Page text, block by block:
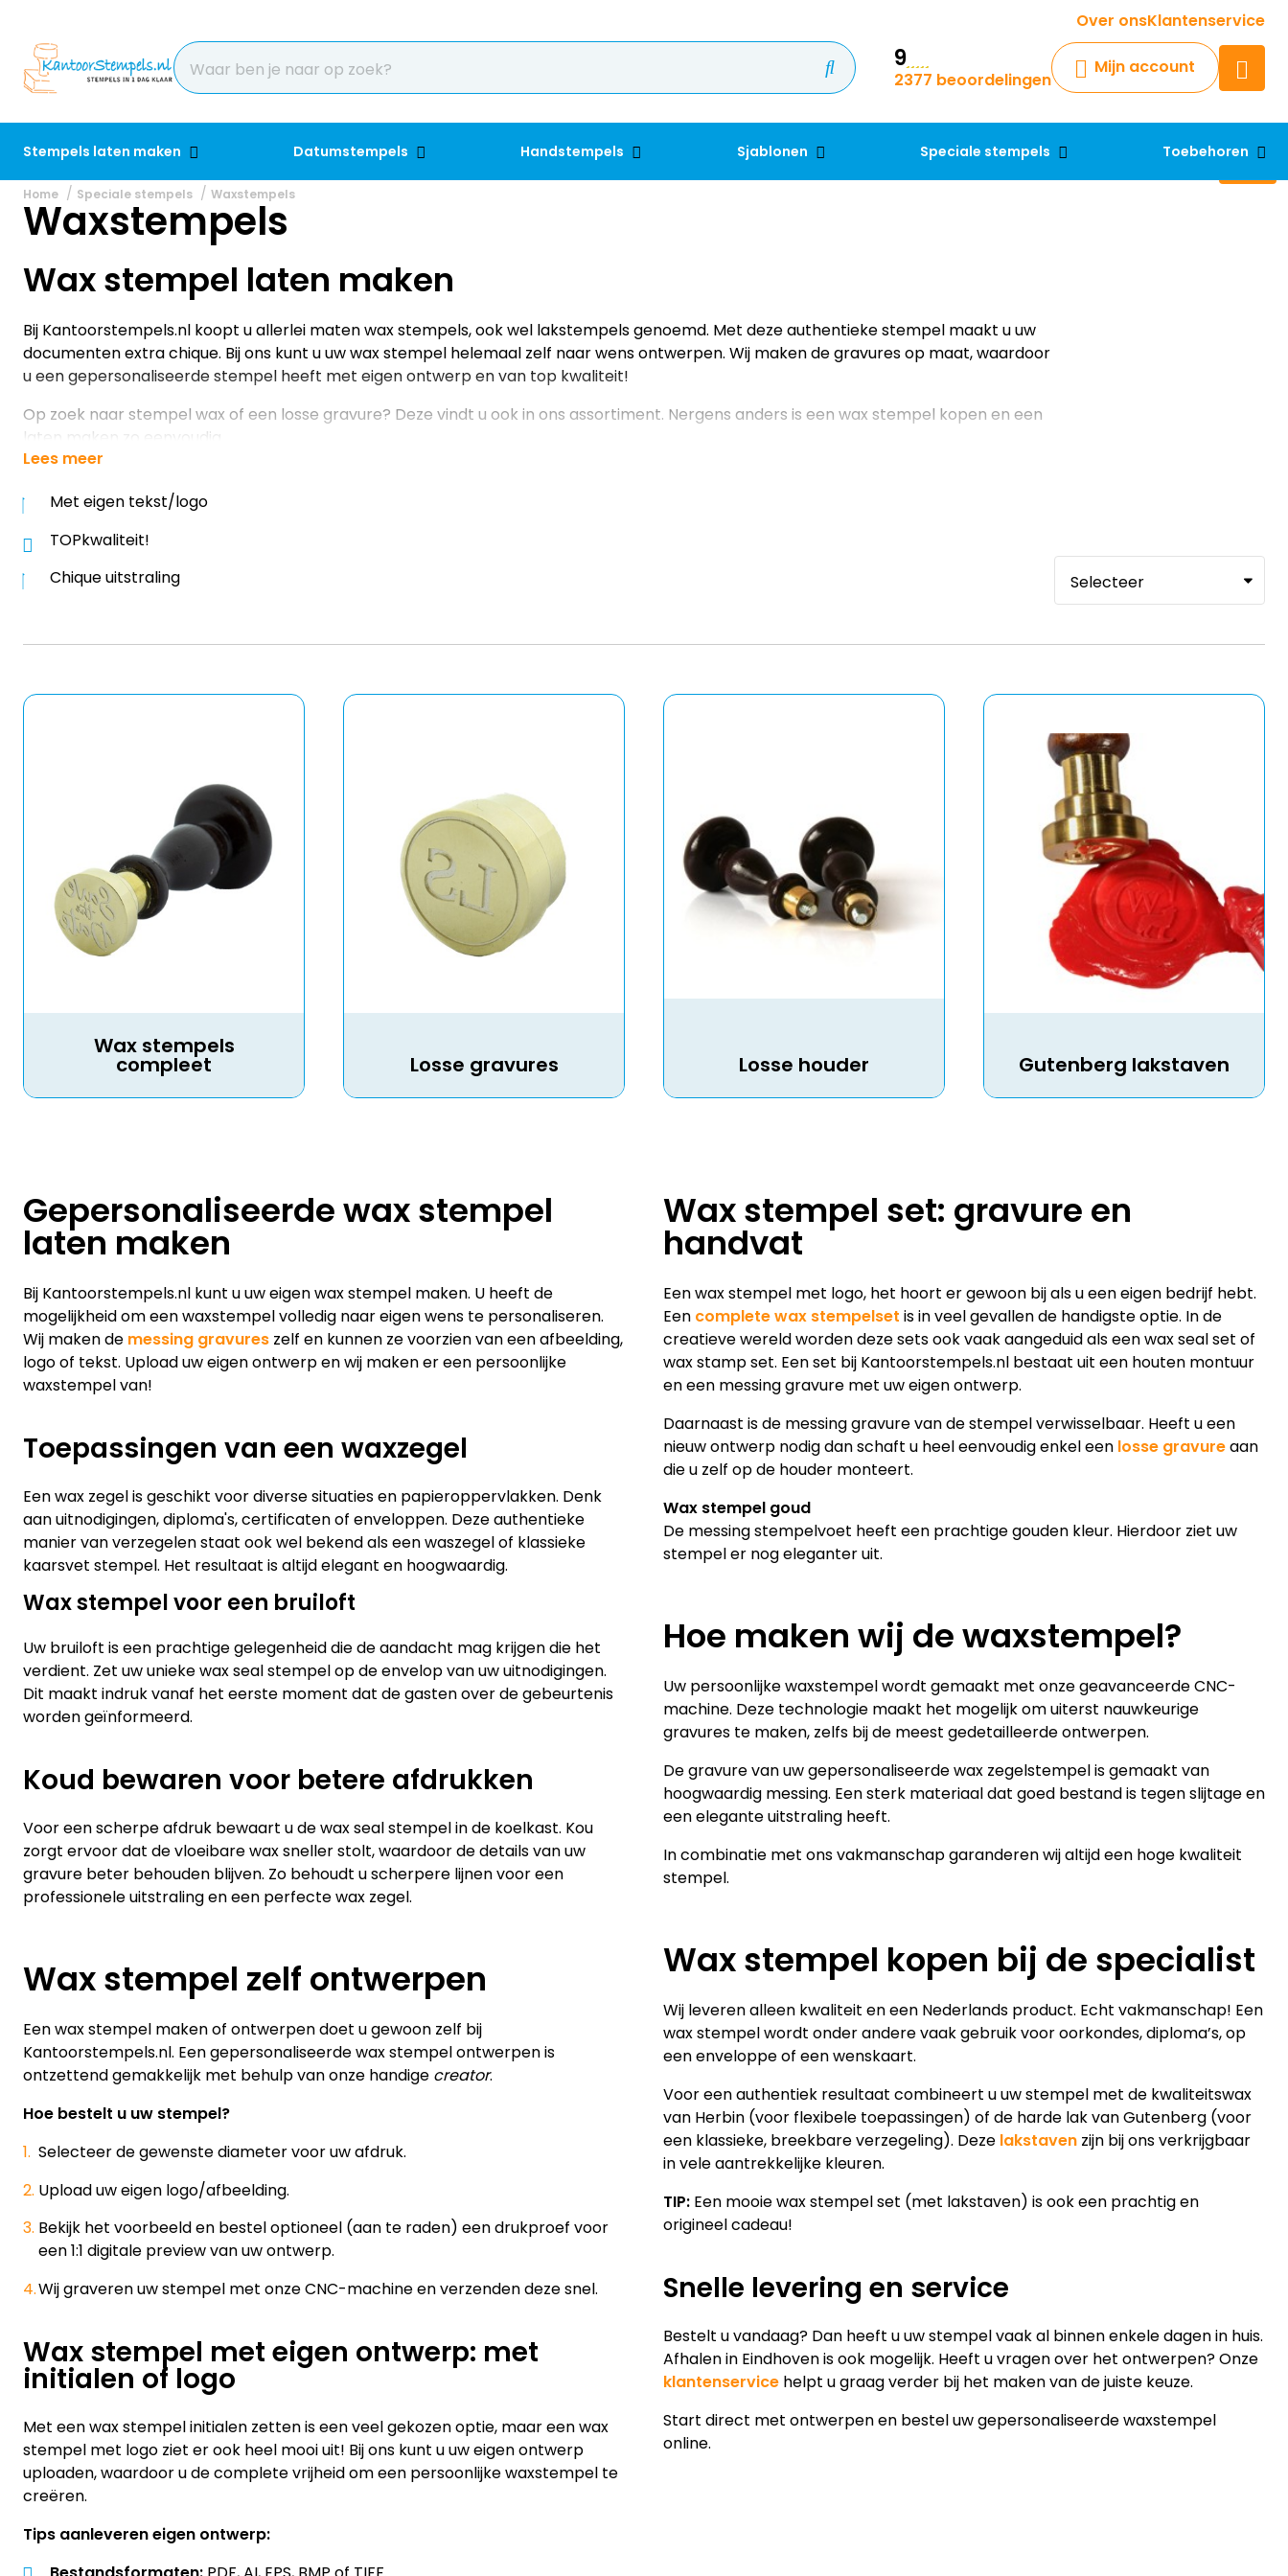
Over onsKlantenservice
9
2377 beoordelingen
Mijn account
Stempels laten maken Datumstempels Handstempels Sjablonen Speciale stempels Toebehoren
Krijg een antwoord op uw vraag
Chatbot
Chat 24/7 met onze chatbot
Contact
Home Speciale stempels Waxstempels
Waxstempels
Wax stempel laten maken
Bij Kantoorstempels.nl koopt u allerlei maten wax stempels, ook wel lakstempels genoemd. Met deze authentieke stempel maakt u uw
documenten extra chique. Bij ons kunt u uw wax stempel helemaal zelf naar wens ontwerpen. Wij maken de gravures op maat, waardoor
u een gepersonaliseerde stempel heeft met eigen ontwerp en van top kwaliteit!
Op zoek naar stempel wax of een losse gravure? Deze vindt u ook in ons assortiment. Nergens anders is een wax stempel kopen en een
laten maken zo eenvoudig.
Lees meer
Met eigen tekst/logo
TOPkwaliteit!
Chique uitstraling
Wax stempels
compleet Losse gravures Losse houder Gutenberg lakstaven
Gepersonaliseerde wax stempel
laten maken
Bij Kantoorstempels.nl kunt u uw eigen wax stempel maken. U heeft de
mogelijkheid om een waxstempel volledig naar eigen wens te personaliseren.
Wij maken de messing gravures zelf en kunnen ze voorzien van een afbeelding,
logo of tekst. Upload uw eigen ontwerp en wij maken er een persoonlijke
waxstempel van!
Toepassingen van een waxzegel
Een wax zegel is geschikt voor diverse situaties en papieroppervlakken. Denk
aan uitnodigingen, diploma's, certificaten of enveloppen. Deze authentieke
manier van verzegelen staat ook wel bekend als een waszegel of klassieke
kaarsvet stempel. Het resultaat is altijd elegant en hoogwaardig.
Wax stempel voor een bruiloft
Uw bruiloft is een prachtige gelegenheid die de aandacht mag krijgen die het
verdient. Zet uw unieke wax seal stempel op de envelop van uw uitnodigingen.
Dit maakt indruk vanaf het eerste moment dat de gasten over de gebeurtenis
worden geïnformeerd.
Koud bewaren voor betere afdrukken
Voor een scherpe afdruk bewaart u de wax seal stempel in de koelkast. Kou
zorgt ervoor dat de vloeibare wax sneller stolt, waardoor de details van uw
gravure beter behouden blijven. Zo behoudt u scherpere lijnen voor een
professionele uitstraling en een perfecte wax zegel.
Wax stempel zelf ontwerpen
Een wax stempel maken of ontwerpen doet u gewoon zelf bij
Kantoorstempels.nl. Een gepersonaliseerde wax stempel ontwerpen is
ontzettend gemakkelijk met behulp van onze handige creator.
Hoe bestelt u uw stempel?
Selecteer de gewenste diameter voor uw afdruk.
Upload uw eigen logo/afbeelding.
Bekijk het voorbeeld en bestel optioneel (aan te raden) een drukproef voor
een 1:1 digitale preview van uw ontwerp.
Wij graveren uw stempel met onze CNC-machine en verzenden deze snel.
Wax stempel met eigen ontwerp: met
initialen of logo
Met een wax stempel initialen zetten is een veel gekozen optie, maar een wax
stempel met logo ziet er ook heel mooi uit! Bij ons kunt u uw eigen ontwerp
uploaden, waardoor u de complete vrijheid om een persoonlijke waxstempel te
creëren.
Tips aanleveren eigen ontwerp:
Wax stempel set: gravure en
handvat
Een wax stempel met logo, het hoort er gewoon bij als u een eigen bedrijf hebt.
Een complete wax stempelset is in veel gevallen de handigste optie. In de
creatieve wereld worden deze sets ook vaak aangeduid als een wax seal set of
wax stamp set. Een set bij Kantoorstempels.nl bestaat uit een houten montuur
en een messing gravure met uw eigen ontwerp.
Daarnaast is de messing gravure van de stempel verwisselbaar. Heeft u een
nieuw ontwerp nodig dan schaft u heel eenvoudig enkel een losse gravureaan
die u zelf op de houder monteert.
Wax stempel goud
De messing stempelvoet heeft een prachtige gouden kleur. Hierdoor ziet uw
stempel er nog eleganter uit.
Hoe maken wij de waxstempel?
Uw persoonlijke waxstempel wordt gemaakt met onze geavanceerde CNC-
machine. Deze technologie maakt het mogelijk om uiterst nauwkeurige
gravures te maken, zelfs bij de meest gedetailleerde ontwerpen.
De gravure van uw gepersonaliseerde wax zegelstempel is gemaakt van
hoogwaardig messing. Een sterk materiaal dat goed bestand is tegen slijtage en
een elegante uitstraling heeft.
In combinatie met ons vakmanschap garanderen wij altijd een hoge kwaliteit
stempel.
Wax stempel kopen bij de specialist
Wij leveren alleen kwaliteit en een Nederlands product. Echt vakmanschap! Een
wax stempel wordt onder andere vaak gebruik voor oorkondes, diploma’s, op
een enveloppe of een wenskaart.
Voor een authentiek resultaat combineert u uw stempel met de kwaliteitswax
van Herbin (voor flexibele toepassingen) of de harde lak van Gutenberg (voor
een klassieke, breekbare verzegeling). Deze lakstaven zijn bij ons verkrijgbaar
in vele aantrekkelijke kleuren.
TIP: Een mooie wax stempel set (met lakstaven) is ook een prachtig en
origineel cadeau!
Snelle levering en service
Bestelt u vandaag? Dan heeft u uw stempel vaak al binnen enkele dagen in huis.
Afhalen in Eindhoven is ook mogelijk. Heeft u vragen over het ontwerpen? Onze
klantenservice helpt u graag verder bij het maken van de juiste keuze.
Start direct met ontwerpen en bestel uw gepersonaliseerde waxstempel
online.